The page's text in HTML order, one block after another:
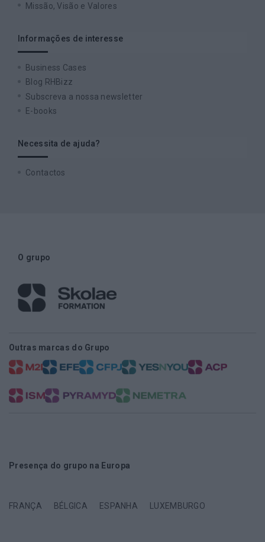
Missão, Visão e Valores
Informações de interesse
Business Cases
Blog RHBizz
Subscreva a nossa newsletter
E-books
Necessita de ajuda?
Contactos
O grupo
Outras marcas do Grupo
Presença do grupo na Europa
FRANÇA BÉLGICA ESPANHA LUXEMBURGO